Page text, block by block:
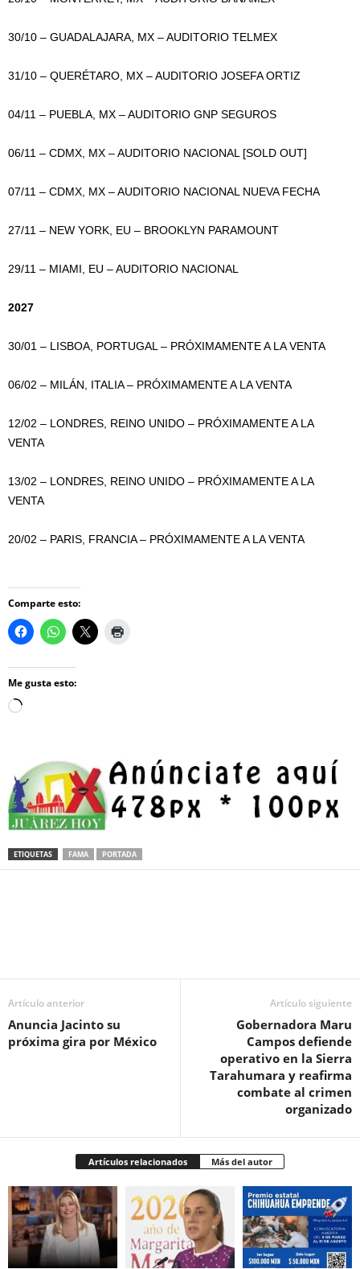
30/10 – GUADALAJARA, MX – AUDITORIO TELMEX
31/10 – QUERÉTARO, MX – AUDITORIO JOSEFA ORTIZ
04/11 – PUEBLA, MX – AUDITORIO GNP SEGUROS
06/11 – CDMX, MX – AUDITORIO NACIONAL [SOLD OUT]
07/11 – CDMX, MX – AUDITORIO NACIONAL NUEVA FECHA
27/11 – NEW YORK, EU – BROOKLYN PARAMOUNT
29/11 – MIAMI, EU – AUDITORIO NACIONAL
2027
30/01 – LISBOA, PORTUGAL – PRÓXIMAMENTE A LA VENTA
06/02 – MILÁN, ITALIA – PRÓXIMAMENTE A LA VENTA
12/02 – LONDRES, REINO UNIDO – PRÓXIMAMENTE A LA
VENTA
13/02 – LONDRES, REINO UNIDO – PRÓXIMAMENTE A LA
VENTA
20/02 – PARIS, FRANCIA – PRÓXIMAMENTE A LA VENTA
Comparte esto:
Me gusta esto:
Loading…
ETIQUETAS FAMA PORTADA
Artículo anterior
Anuncia Jacinto su
próxima gira por México
Artículo siguiente
Gobernadora Maru
Campos defiende
operativo en la Sierra
Tarahumara y reafirma
combate al crimen
organizado
Artículos relacionados Más del autor